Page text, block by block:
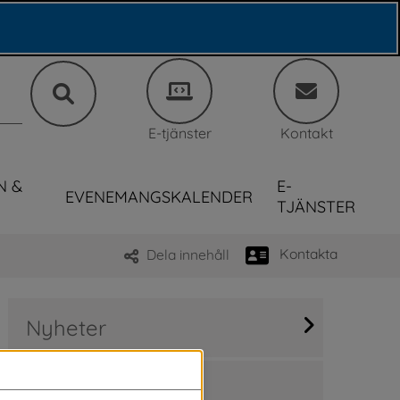
E-tjänster Kontakt
&
EVENEMANGSKALENDER
E-
TJÄNSTER
Dela innehåll Kontakta
Nyheter
Sök